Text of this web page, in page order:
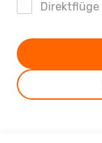
Direktflüge